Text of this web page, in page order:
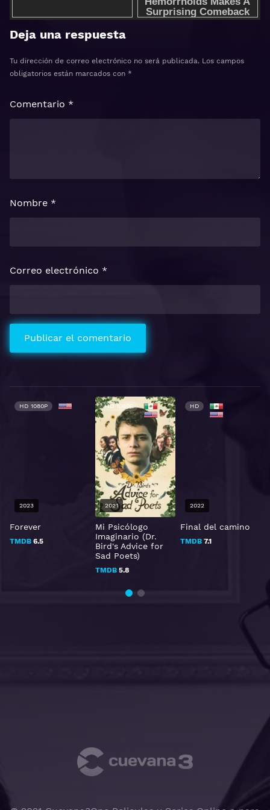
Deja una respuesta
Tu dirección de correo electrónico no será publicada. Los campos
obligatorios están marcados con *
Comentario *
Nombre *
Correo electrónico *
Forever
TMDB 6.5
HD 1080P
2023
Mi Psicólogo
Imaginario (Dr.
Bird's Advice for
Sad Poets)
TMDB5.8
HD 1080P
2021
Final del camino
TMDB7.1
HD
2022